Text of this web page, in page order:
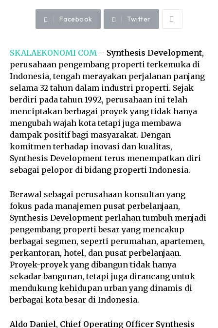
Facebook Twitter
SKALAEKONOMI COM – Synthesis Development,
perusahaan pengembang properti terkemuka di
Indonesia, tengah merayakan perjalanan panjang
selama 32 tahun dalam industri properti. Sejak
berdiri pada tahun 1992, perusahaan ini telah
menciptakan berbagai proyek yang tidak hanya
mengubah wajah kota tetapi juga membawa
dampak positif bagi masyarakat. Dengan
komitmen terhadap inovasi dan kualitas,
Synthesis Development terus menempatkan diri
sebagai pelopor di bidang properti Indonesia.
Berawal sebagai perusahaan konsultan yang
fokus pada manajemen pusat perbelanjaan,
Synthesis Development perlahan tumbuh menjadi
pengembang properti besar yang mencakup
berbagai segmen, seperti perumahan, apartemen,
perkantoran, hotel, dan pusat perbelanjaan.
Proyek-proyek yang dibangun tidak hanya
sekadar bangunan, tetapi juga dirancang untuk
mendukung kehidupan urban yang dinamis di
berbagai kota besar di Indonesia.
Aldo Daniel, Chief Operating Officer Synthesis